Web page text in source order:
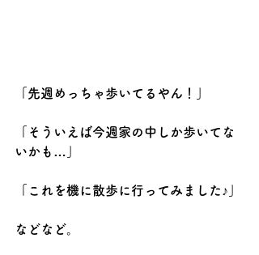
「先週めっちゃ歩いてるやん！」
「そういえば今週家の中しか歩いてな
いかも…」
「これを機に散歩に行ってみました♪」
などなど。